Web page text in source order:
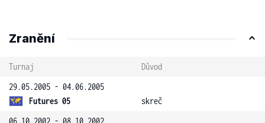
Zranění
Turnaj
Důvod
29.05.2005 - 04.06.2005
Futures 05
skreč
06.10.2002 - 08.10.2002